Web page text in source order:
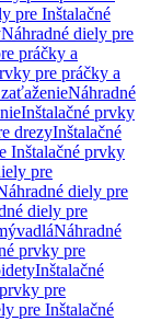
pre Inštalačné
Náhradné diely pre
práčky a
pre práčky a
Náhradné
Inštalačné prvky
drezyInštalačné
Inštalačné prvky
pre
diely pre
diely pre
Náhradné
prvky pre
Inštalačné
pre
pre Inštalačné